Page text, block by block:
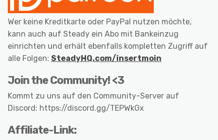
Wer keine Kreditkarte oder PayPal nutzen möchte,
kann auch auf Steady ein Abo mit Bankeinzug
einrichten und erhält ebenfalls kompletten Zugriff auf
alle Folgen: SteadyHQ.com/insertmoin
Join the Community! <3
Kommt zu uns auf den Community-Server auf
Discord: https://discord.gg/TEPWkGx
Affiliate-Link: